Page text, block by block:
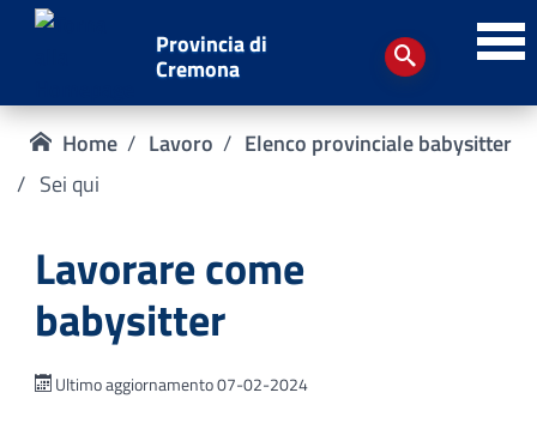
Provincia di
Cremona
Home Lavoro
Elenco provinciale babysitter
Sei qui
Lavorare come
babysitter
Ultimo aggiornamento 07-02-2024